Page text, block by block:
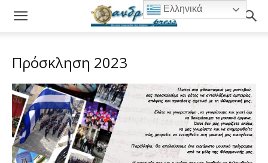
Πρόσκληση 2023
Ελληνικά